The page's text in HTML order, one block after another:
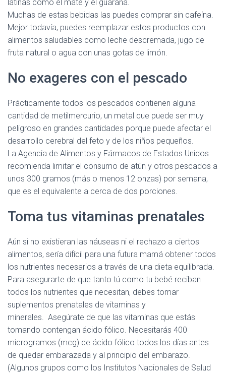
latinas como el mate y el guaraná.
Muchas de estas bebidas las puedes comprar sin cafeína.
Mejor todavía, puedes reemplazar estos productos con
alimentos saludables como leche descremada, jugo de
fruta natural o agua con unas gotas de limón.
No exageres con el pescado
Prácticamente todos los pescados contienen alguna
cantidad de metilmercurio, un metal que puede ser muy
peligroso en grandes cantidades porque puede afectar el
desarrollo cerebral del feto y de los niños pequeños.
La Agencia de Alimentos y Fármacos de Estados Unidos
recomienda limitar el consumo de atún y otros pescados a
unos 300 gramos (más o menos 12 onzas) por semana,
que es el equivalente a cerca de dos porciones.
Toma tus vitaminas prenatales
Aún si no existieran las náuseas ni el rechazo a ciertos
alimentos, sería difícil para una futura mamá obtener todos
los nutrientes necesarios a través de una dieta equilibrada.
Para asegurarte de que tanto tú como tu bebé reciban
todos los nutrientes que necesitan, debes tomar
suplementos prenatales de vitaminas y
minerales. Asegúrate de que las vitaminas que estás
tomando contengan ácido fólico. Necesitarás 400
microgramos (mcg) de ácido fólico todos los días antes
de quedar embarazada y al principio del embarazo.
(Algunos grupos como los Institutos Nacionales de Salud